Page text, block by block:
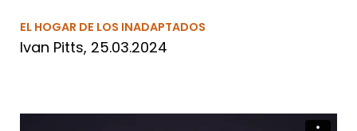
EL HOGAR DE LOS INADAPTADOS
Ivan Pitts, 25.03.2024